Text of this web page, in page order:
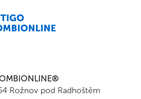
Rožnov pod Radhoštěm